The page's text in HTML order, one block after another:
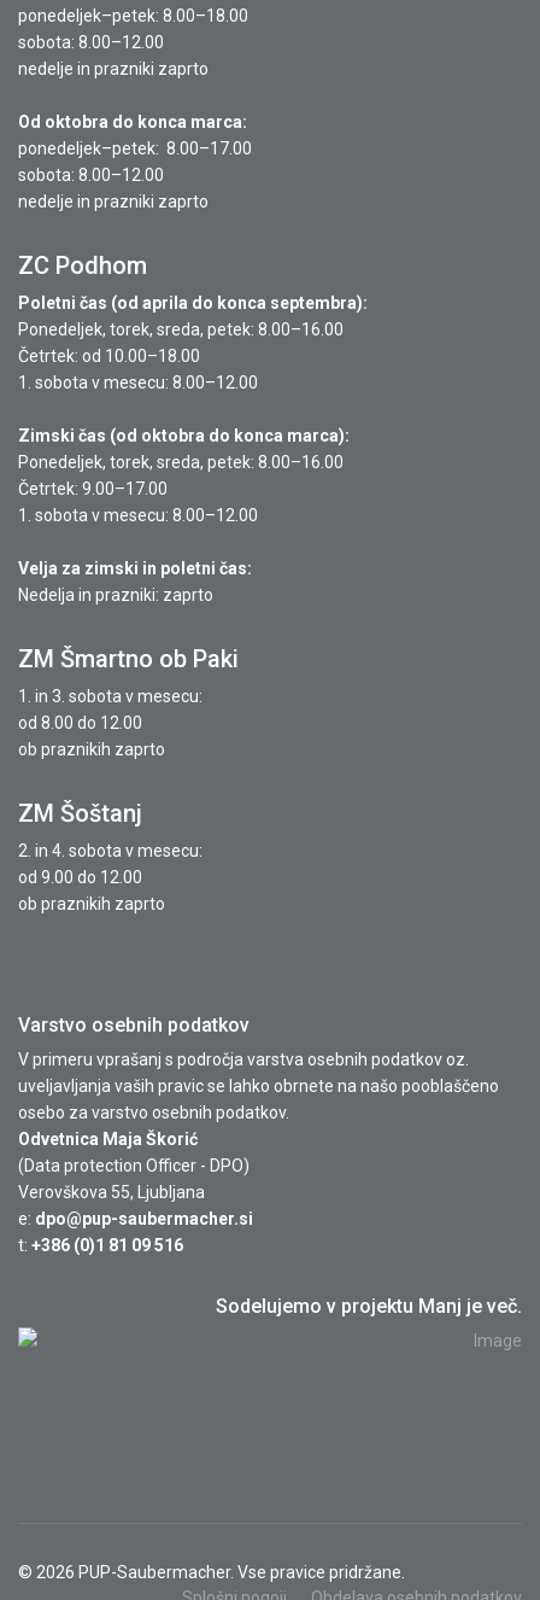
ponedeljek–petek: 8.00–18.00
sobota: 8.00–12.00
nedelje in prazniki zaprto
Od oktobra do konca marca:
ponedeljek–petek: 8.00–17.00
sobota: 8.00–12.00
nedelje in prazniki zaprto
ZC Podhom
Poletni čas (od aprila do konca septembra):
Ponedeljek, torek, sreda, petek: 8.00–16.00
Četrtek: od 10.00–18.00
1. sobota v mesecu: 8.00–12.00
Zimski čas (od oktobra do konca marca):
Ponedeljek, torek, sreda, petek: 8.00–16.00
Četrtek: 9.00–17.00
1. sobota v mesecu: 8.00–12.00
Velja za zimski in poletni čas:
Nedelja in prazniki: zaprto
ZM Šmartno ob Paki
1. in 3. sobota v mesecu:
od 8.00 do 12.00
ob praznikih zaprto
ZM Šoštanj
2. in 4. sobota v mesecu:
od 9.00 do 12.00
ob praznikih zaprto
Varstvo osebnih podatkov
V primeru vprašanj s področja varstva osebnih podatkov oz.
uveljavljanja vaših pravic se lahko obrnete na našo pooblaščeno
osebo za varstvo osebnih podatkov.
Odvetnica Maja Škorić
(Data protection Officer - DPO)
Verovškova 55, Ljubljana
e: dpo@pup-saubermacher.si
t: +386 (0)1 81 09 516
Sodelujemo v projektu Manj je več.
© 2026 PUP-Saubermacher. Vse pravice pridržane.